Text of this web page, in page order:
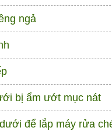
ngả
bị ẩm ướt mục nát
để lắp máy rửa